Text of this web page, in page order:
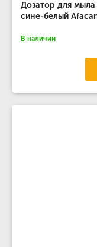
Дозатор для
сине-белый
В наличии